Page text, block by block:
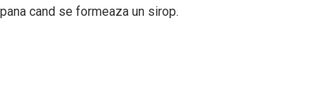
cand se formeaza un sirop.